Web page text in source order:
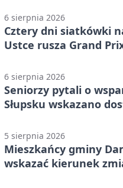
6 sierpnia 2026
Cztery dni siatkówki
Ustce rusza Grand
6 sierpnia 2026
Seniorzy pytali o
Słupsku wskazano
5 sierpnia 2026
Mieszkańcy gminy
wskazać kierunek